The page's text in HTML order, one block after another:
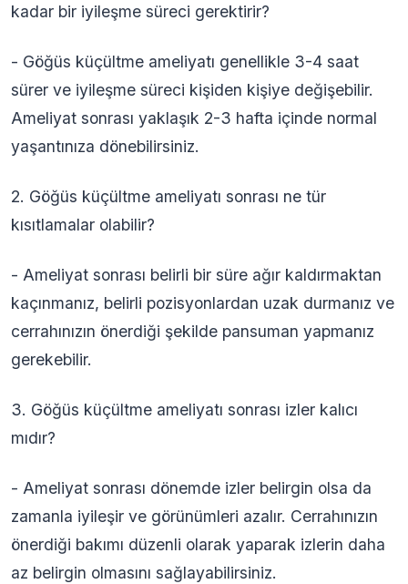
kadar bir iyileşme süreci gerektirir?
- Göğüs küçültme ameliyatı genellikle 3-4 saat
sürer ve iyileşme süreci kişiden kişiye değişebilir.
Ameliyat sonrası yaklaşık 2-3 hafta içinde normal
yaşantınıza dönebilirsiniz.
2. Göğüs küçültme ameliyatı sonrası ne tür
kısıtlamalar olabilir?
- Ameliyat sonrası belirli bir süre ağır kaldırmaktan
kaçınmanız, belirli pozisyonlardan uzak durmanız ve
cerrahınızın önerdiği şekilde pansuman yapmanız
gerekebilir.
3. Göğüs küçültme ameliyatı sonrası izler kalıcı
mıdır?
- Ameliyat sonrası dönemde izler belirgin olsa da
zamanla iyileşir ve görünümleri azalır. Cerrahınızın
önerdiği bakımı düzenli olarak yaparak izlerin daha
az belirgin olmasını sağlayabilirsiniz.